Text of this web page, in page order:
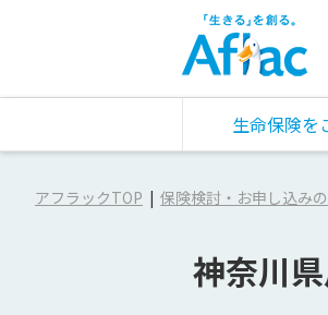
生命保険を
アフラックTOP 保険検討・お申し込み
神奈川